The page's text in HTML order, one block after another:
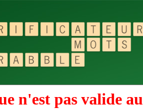
n'est pas valide au